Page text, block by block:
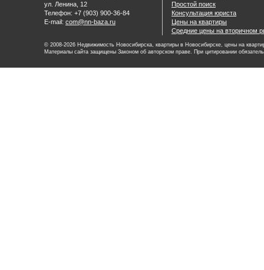
ул. Ленина, 12
Телефон: +7 (903) 900-36-84
E-mail: com@nn-baza.ru
Простой поиск
Консультация юриста
Цены на квартиры
Средние цены на вторичном
© 2008-2026 Недвижимость Новосибирска, квартиры в Новосибирске, цены на
Материалы сайта защищены Законом об авторском праве. При цитировании